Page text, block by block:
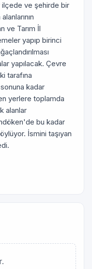
ve şehirde bir
ve Tarım İl
yapıp birinci
yapılacak. Çevre
tarafına
kadar
yerlere toplamda
alanlar
bu kadar
İsmini taşıyan